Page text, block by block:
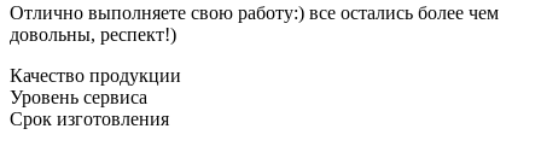
Отлично выполняете свою работу:) все остались более чем
довольны, респект!)
Качество продукции
Уровень сервиса
Срок изготовления